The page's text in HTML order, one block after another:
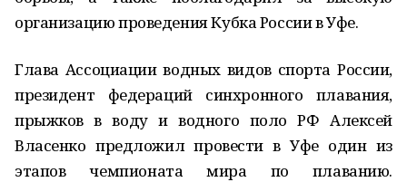
организацию проведения Кубка России в Уфе.
Глава Ассоциации водных видов спорта России,
президент федераций синхронного плавания,
прыжков в воду и водного поло РФ Алексей
Власенко предложил провести в Уфе один из
этапов чемпионата мира по плаванию.